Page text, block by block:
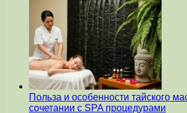
Польза и особенности тайского
сочетании с SPA процедурами